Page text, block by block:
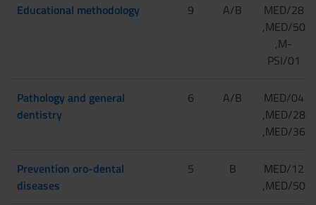
Educational methodology 9 A/B
MED/28
,MED/50
,M-
PSI/01
Pathology and general
dentistry
6 A/B
MED/04
,MED/28
,MED/36
Prevention oro-dental
diseases
5 B
MED/12
,MED/50